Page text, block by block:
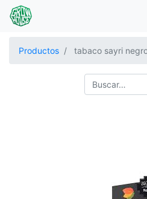
Productos tabaco sayri